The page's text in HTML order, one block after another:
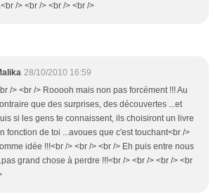
/> <br /> <br /> <br />
28/10/2010 16:59
/> <br /> Rooooh mais non pas forcément !!! Au
que des surprises, des découvertes ...et
si les gens te connaissent, ils choisiront un livre
fonction de toi ...avoues que c'est touchant<br />
idée !!!<br /> <br /> <br /> Eh puis entre nous
grand chose à perdre !!!<br /> <br /> <br /> <br